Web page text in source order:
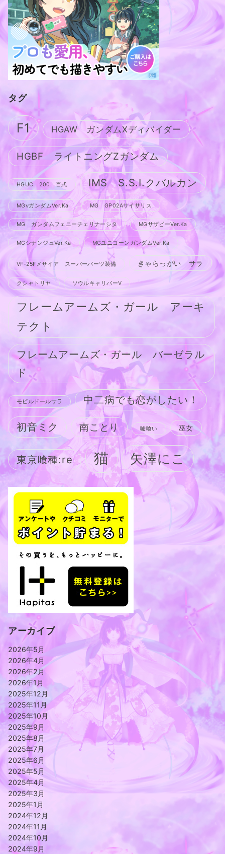
タグ
F1 HGAW ガンダムXディバイダー
HGBF ライトニングZガンダム
HGUC 200 百式 IMS S.S.I.クバルカン
MGνガンダムVer.Ka MG GP02Aサイサリス
MG ガンダムフェニーチェリナーシタ MGサザビーVer.Ka
MGシナンジュVer.Ka MGユニコーンガンダムVer.Ka
VF-25Fメサイア スーパーパーツ装備 きゃらっがい サラ
クシャトリヤ ソウルキャリバーV
フレームアームズ・ガール アーキ
テクト
フレームアームズ・ガール バーゼラル
ド
モビルドールサラ 中二病でも恋がしたい！
初音ミク 南ことり 嘘喰い 巫女
東京喰種:re 猫 矢澤にこ
アーカイブ
2026年5月
2026年4月
2026年2月
2026年1月
2025年12月
2025年11月
2025年10月
2025年9月
2025年8月
2025年7月
2025年6月
2025年5月
2025年4月
2025年3月
2025年1月
2024年12月
2024年11月
2024年10月
2024年9月